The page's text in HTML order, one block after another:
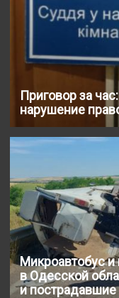
Приговор за
нарушение
Микроавтобус и
в Одесской
и пострадавшие